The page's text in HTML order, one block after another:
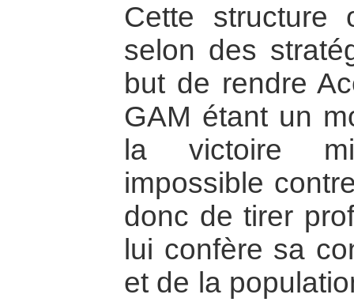
Cette structure
selon des
but de rendre
GAM étant un
la victoire
impossible
donc de tirer
lui confère sa
et de la